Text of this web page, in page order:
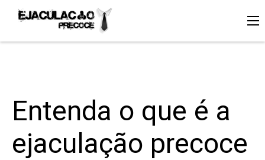
Entenda o que é a
ejaculação precoce